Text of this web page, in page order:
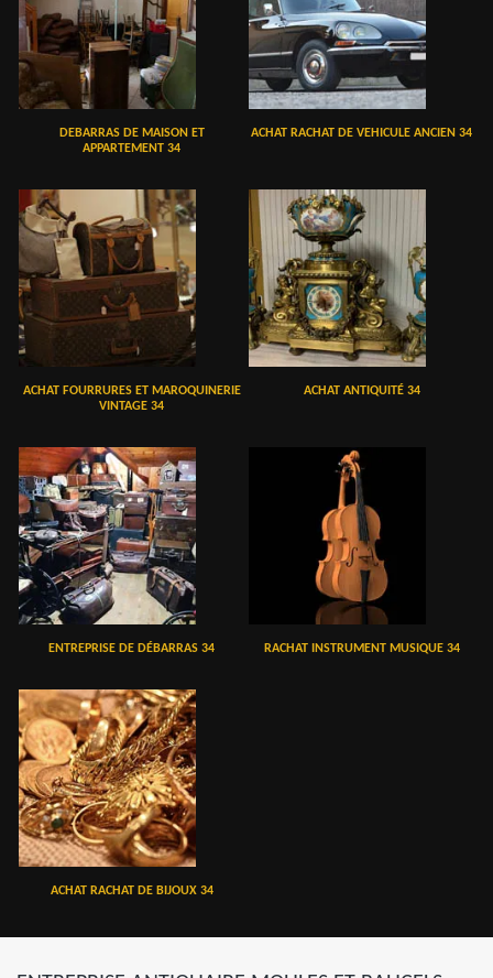
DEBARRAS DE MAISON ET
APPARTEMENT 34
ACHAT RACHAT DE VEHICULE ANCIEN 34
ACHAT FOURRURES ET MAROQUINERIE
VINTAGE 34
ACHAT ANTIQUITÉ 34
ENTREPRISE DE DÉBARRAS 34 RACHAT INSTRUMENT MUSIQUE 34
ACHAT RACHAT DE BIJOUX 34